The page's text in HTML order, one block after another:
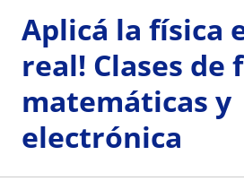
Aplicá la física
real! Clases de
matemáticas y
electrónica